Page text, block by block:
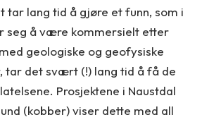
tar lang tid å gjøre et funn, som i
seg å være kommersielt etter
geologiske og geofysiske
tar det svært (!) lang tid å få de
Prosjektene i Naustdal
(kobber) viser dette med all